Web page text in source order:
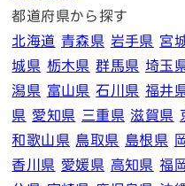
都道府県から探す
北海道 青森県 岩手県 宮
城県 栃木県 群馬県 埼玉
潟県 富山県 石川県 福井
県 愛知県 三重県 滋賀県
和歌山県 鳥取県 島根県
香川県 愛媛県 高知県 福